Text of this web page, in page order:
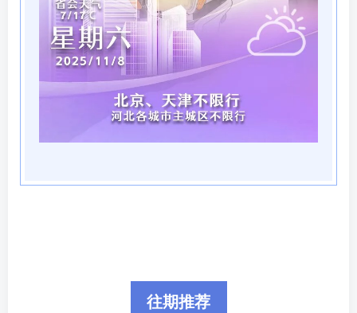
往期推荐